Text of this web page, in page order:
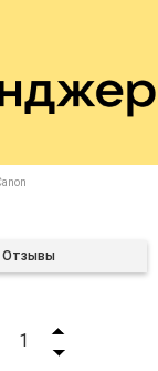
Отзывы
1